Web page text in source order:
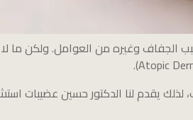
الجفاف وغيره من العوامل. ولكن ما
يقدم لنا الدكتور حسين عضيبات